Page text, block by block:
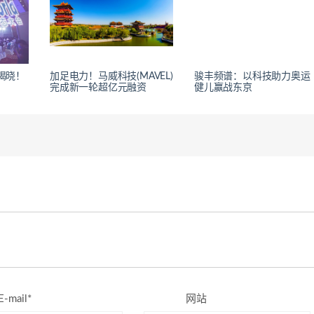
！
加足电力！马威科技(MAVEL)
完成新一轮超亿元融资
骏丰频谱：以科技助力奥运
健儿赢战东京
mail* 网站